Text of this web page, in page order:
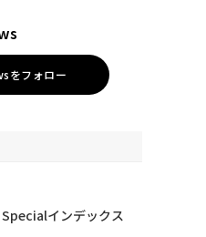
をフォロー
Specialインデックス